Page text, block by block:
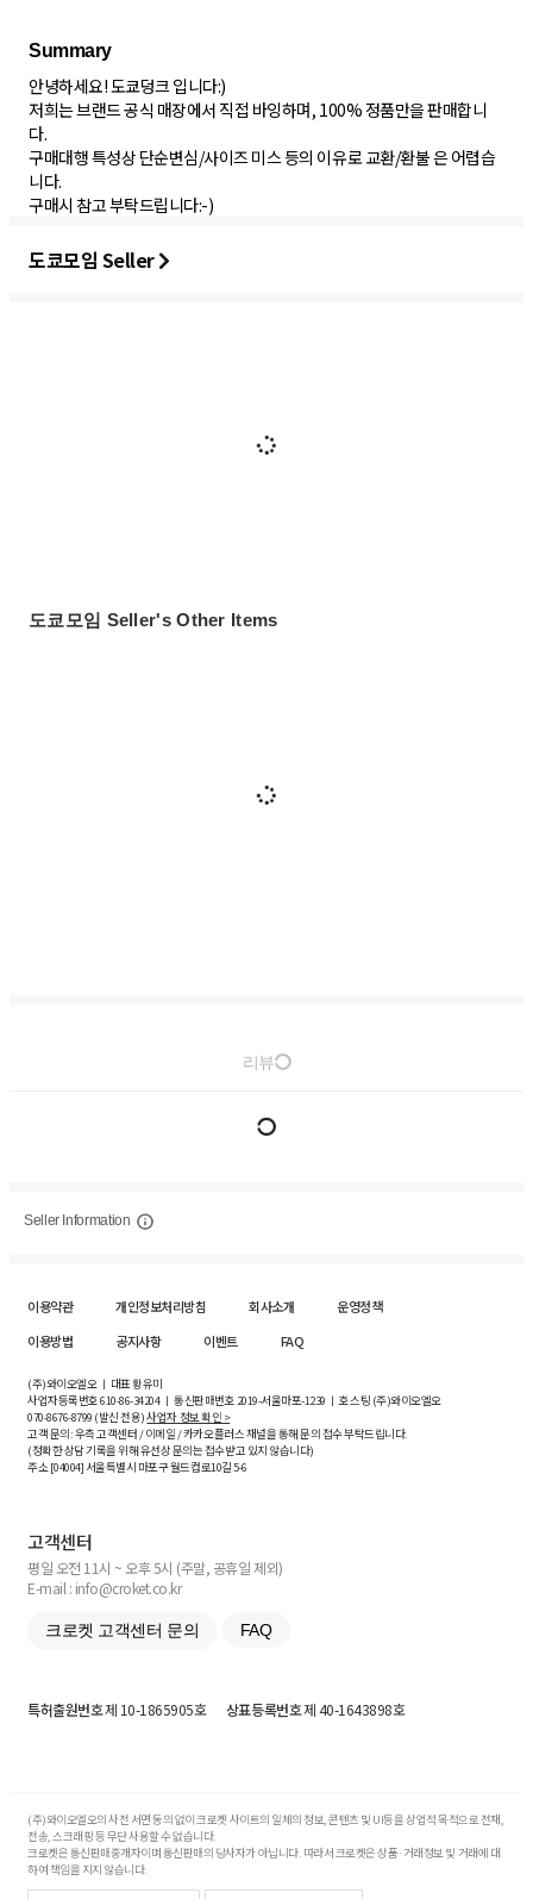
Summary
안녕하세요! 도쿄덩크 입니다:)
저희는 브랜드 공식 매장에서 직접 바잉하며, 100% 정품만을 판매합니
다.
구매대행 특성상 단순변심/사이즈 미스 등의 이유로 교환/환불 은 어렵습
니다.
구매시 참고 부탁드립니다:-)
도쿄모임 Seller
도쿄모임 Seller's Other Items
리뷰
Seller Information
이용약관 개인정보처리방침 회사소개
운영정책
이용방법
공지사항 이벤트 FAQ
(주)와이오엘오 ㅣ 대표 황유미
사업자등록번호610-86-34204ㅣ 통신판매번호 2019-서울마포-1239 ㅣ 호스팅 (주)와이오엘오
070-8676-8799 (발신 전용)사업자 정보 확인 >
고객 문의: 우측 고객센터 / 이메일 / 카카오플러스 채널을 통해 문의 접수 부탁드립니다.
(정확한 상담 기록을 위해 유선상 문의는 접수받고 있지 않습니다)
주소 [04004] 서울특별시 마포구 월드컵로10길5-6
고객센터
평일 오전 11시 ~ 오후 5시 (주말, 공휴일 제외)
E-mail : info@croket.co.kr
크로켓 고객센터 문의 FAQ
특허출원번호제 10-1865905호 상표등록번호제 40-1643898호
(주)와이오엘오의 사전 서면 동의 없이 크로켓 사이트의 일체의 정보, 콘텐츠 및 UI등을 상업적 목적으로 전재,
전송, 스크래핑 등 무단 사용할 수 없습니다.
크로켓은 통신판매중개자이며 통신판매의 당사자가 아닙니다. 따라서 크로켓은 상품·거래정보 및 거래에 대
하여 책임을 지지 않습니다.